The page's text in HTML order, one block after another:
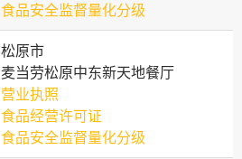
食品安全监督量化分级
松原市
麦当劳松原中东新天地餐厅
营业执照
食品经营许可证
食品安全监督量化分级